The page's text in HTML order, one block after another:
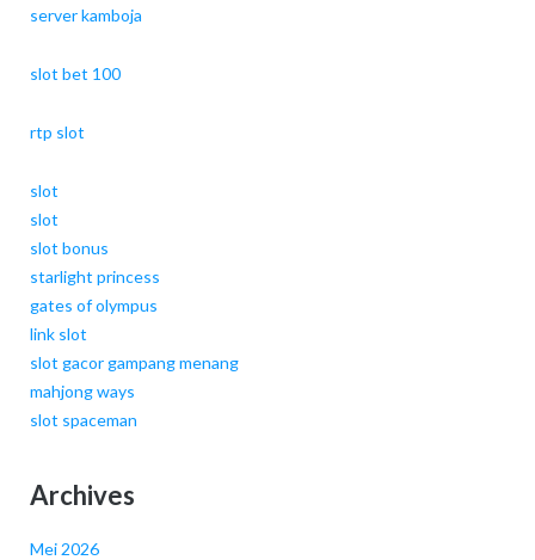
server kamboja
slot bet 100
rtp slot
slot
slot
slot bonus
starlight princess
gates of olympus
link slot
slot gacor gampang menang
mahjong ways
slot spaceman
Archives
Mei 2026